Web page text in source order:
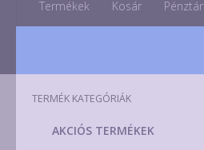
Termékek Kosár Pénztár
TERMÉK KATEGÓRIÁK
AKCIÓS TERMÉKEK